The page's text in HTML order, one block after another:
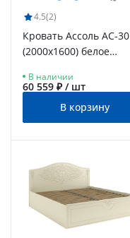
4.5(2)
Кровать Ассоль АС-30
(2000х1600) белое
В наличии
60 559 ₽ / шт
В корзину